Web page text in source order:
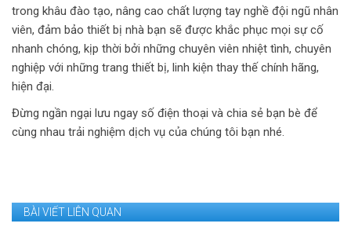
trong khâu đào tạo, nâng cao chất lượng tay nghề đội ngũ nhân
viên, đảm bảo thiết bị nhà bạn sẽ được khắc phục mọi sự cố
nhanh chóng, kịp thời bởi những chuyên viên nhiệt tình, chuyên
nghiệp với những trang thiết bị, linh kiện thay thế chính hãng,
hiện đại.
Đừng ngần ngại lưu ngay số điện thoại và chia sẻ bạn bè để
cùng nhau trải nghiệm dịch vụ của chúng tôi bạn nhé.
BÀI VIẾT LIÊN QUAN